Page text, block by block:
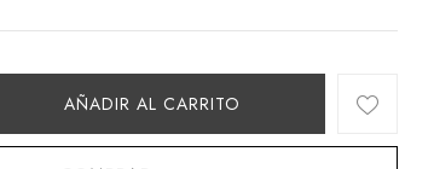
AÑADIR AL CARRITO